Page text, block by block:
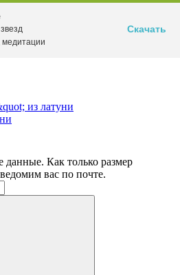
Как только размер
вас по почте.
медитации
Скачать